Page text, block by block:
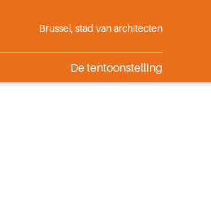
Brussel, stad van architecten
De tentoonstelling